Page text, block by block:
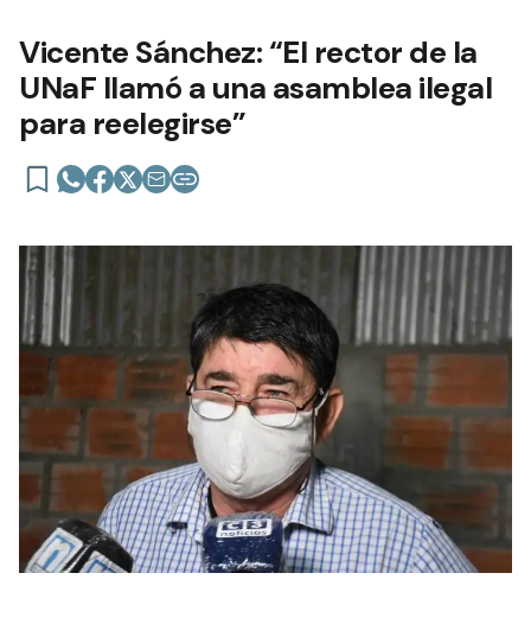
Vicente Sánchez: “El rector de la
UNaF llamó a una asamblea ilegal
para reelegirse”